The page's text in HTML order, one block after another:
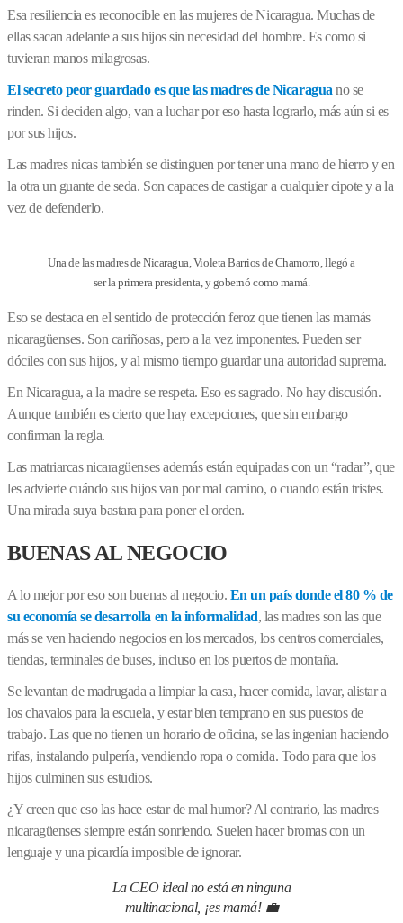
Esa resiliencia es reconocible en las mujeres de Nicaragua. Muchas de
ellas sacan adelante a sus hijos sin necesidad del hombre. Es como si
tuvieran manos milagrosas.
El secreto peor guardado es que las madres de Nicaragua no se
rinden. Si deciden algo, van a luchar por eso hasta lograrlo, más aún si es
por sus hijos.
Las madres nicas también se distinguen por tener una mano de hierro y en
la otra un guante de seda. Son capaces de castigar a cualquier cipote y a la
vez de defenderlo.
Una de las madres de Nicaragua, Violeta Barrios de Chamorro, llegó a
ser la primera presidenta, y gobernó como mamá.
Eso se destaca en el sentido de protección feroz que tienen las mamás
nicaragüenses. Son cariñosas, pero a la vez imponentes. Pueden ser
dóciles con sus hijos, y al mismo tiempo guardar una autoridad suprema.
En Nicaragua, a la madre se respeta. Eso es sagrado. No hay discusión.
Aunque también es cierto que hay excepciones, que sin embargo
confirman la regla.
Las matriarcas nicaragüenses además están equipadas con un “radar”, que
les advierte cuándo sus hijos van por mal camino, o cuando están tristes.
Una mirada suya bastara para poner el orden.
BUENAS AL NEGOCIO
A lo mejor por eso son buenas al negocio. En un país donde el 80 % de
su economía se desarrolla en la informalidad, las madres son las que
más se ven haciendo negocios en los mercados, los centros comerciales,
tiendas, terminales de buses, incluso en los puertos de montaña.
Se levantan de madrugada a limpiar la casa, hacer comida, lavar, alistar a
los chavalos para la escuela, y estar bien temprano en sus puestos de
trabajo. Las que no tienen un horario de oficina, se las ingenian haciendo
rifas, instalando pulpería, vendiendo ropa o comida. Todo para que los
hijos culminen sus estudios.
¿Y creen que eso las hace estar de mal humor? Al contrario, las madres
nicaragüenses siempre están sonriendo. Suelen hacer bromas con un
lenguaje y una picardía imposible de ignorar.
La CEO ideal no está en ninguna
multinacional, ¡es mamá! 💼